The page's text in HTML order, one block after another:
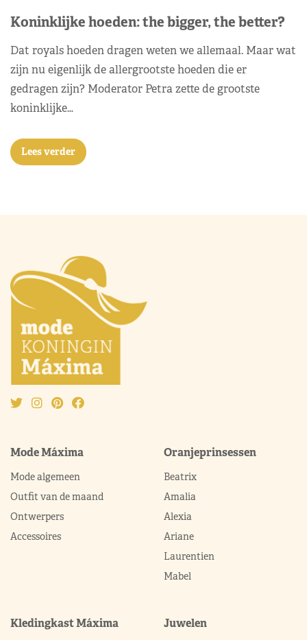
Koninklijke hoeden: the bigger, the better?
Dat royals hoeden dragen weten we allemaal. Maar wat
zijn nu eigenlijk de allergrootste hoeden die er
gedragen zijn? Moderator Petra zette de grootste
koninklijke…
Lees verder
Mode Máxima
Mode algemeen
Outfit van de maand
Ontwerpers
Accessoires
Oranjeprinsessen
Beatrix
Amalia
Alexia
Ariane
Laurentien
Mabel
Kledingkast Máxima Juwelen